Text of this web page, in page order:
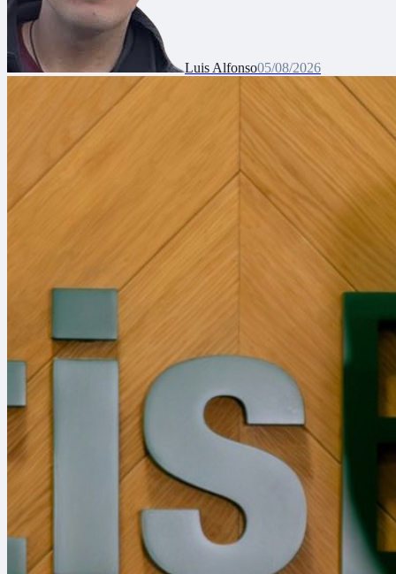
Luis Alfonso05/08/2026